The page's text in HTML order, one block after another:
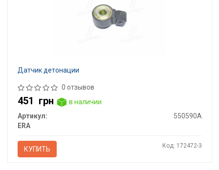
Датчик детонации
0 отзывов
451 грн
в наличии
Артикул:
550590A
ERA
КУПИТЬ Код: 172472-3